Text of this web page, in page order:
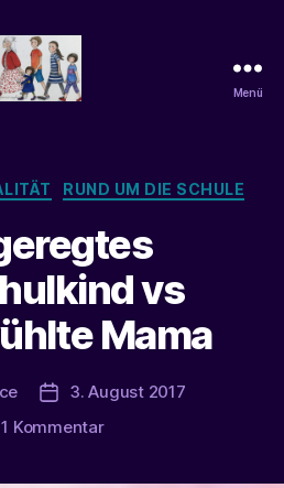
Menü
Kategorien
RUND UM DIE SCHULE
vs
Mama
Veröffentlichungsdatum
3. August 2017
1 Kommentarzu